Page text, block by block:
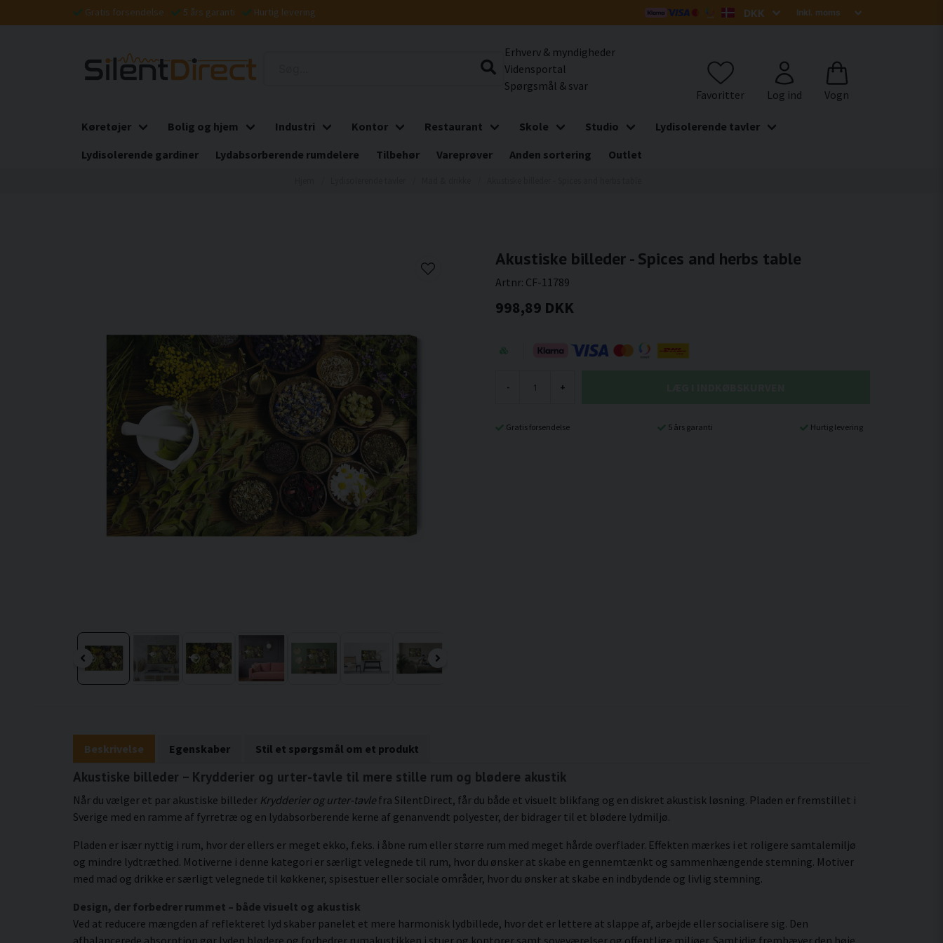
Gratis forsendelse 5 års garanti Hurtig levering
Erhverv & myndigheder
Vidensportal
Spørgsmål & svar
Køretøjer Bolig og hjem Industri Kontor Restaurant Skole Studio
Lydisolerende tavler
Lydisolerende gardiner
Lydabsorberende rumdelere Tilbehør Vareprøver Anden sortering Outlet
Akustiske billeder - Spices and herbs table
Artnr: CF-11789
998,89 DKK
- +
Gratis forsendelse 5 års garanti Hurtig levering
Beskrivelse Egenskaber Stil et spørgsmål om et produkt
Akustiske billeder – Krydderier og urter-tavle til mere stille rum og blødere akustik
Når du vælger et par akustiske billeder Krydderier og urter-tavle fra SilentDirect, får du både et visuelt blikfang og en diskret akustisk løsning. Pladen er fremstillet i
Sverige med en ramme af fyrretræ og en lydabsorberende kerne af genanvendt polyester, der bidrager til et blødere lydmiljø.
Pladen er især nyttig i rum, hvor der ellers er meget ekko, f.eks. i åbne rum eller større rum med meget hårde overflader. Effekten mærkes i et roligere samtalemiljø
og mindre lydtræthed. Motiverne i denne kategori er særligt velegnede til rum, hvor du ønsker at skabe en gennemtænkt og sammenhængende stemning. Motiver
med mad og drikke er særligt velegnede til køkkener, spisestuer eller sociale områder, hvor du ønsker at skabe en indbydende og livlig stemning.
Design, der forbedrer rummet – både visuelt og akustisk
Ved at reducere mængden af reflekteret lyd skaber panelet et mere harmonisk lydbillede, hvor det er lettere at slappe af, arbejde eller socialisere sig. Den
afbalancerede absorption gør lyden blødere og forbedrer rumakustikken i stuer og kontorer samt soveværelser og offentlige miljøer. Samtidig fremhæver den høje